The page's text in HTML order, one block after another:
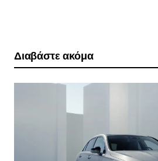
Διαβάστε ακόμα